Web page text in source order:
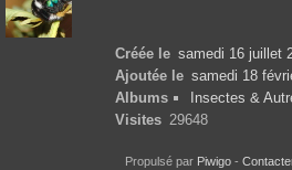
Créée le samedi 16 juillet
Ajoutée le samedi 18
Albums
Insectes &
Visites 29648
Propulsé par Piwigo -